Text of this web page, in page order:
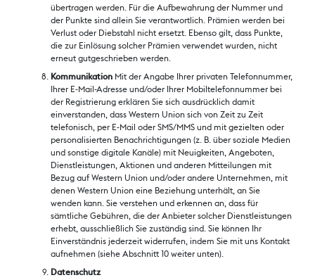
übertragen werden. Für die Aufbewahrung der Nummer und
der Punkte sind allein Sie verantwortlich. Prämien werden bei
Verlust oder Diebstahl nicht ersetzt. Ebenso gilt, dass Punkte,
die zur Einlösung solcher Prämien verwendet wurden, nicht
erneut gutgeschrieben werden.
Kommunikation Mit der Angabe Ihrer privaten Telefonnummer,
Ihrer E-Mail-Adresse und/oder Ihrer Mobiltelefonnummer bei
der Registrierung erklären Sie sich ausdrücklich damit
einverstanden, dass Western Union sich von Zeit zu Zeit
telefonisch, per E-Mail oder SMS/MMS und mit gezielten oder
personalisierten Benachrichtigungen (z. B. über soziale Medien
und sonstige digitale Kanäle) mit Neuigkeiten, Angeboten,
Dienstleistungen, Aktionen und anderen Mitteilungen mit
Bezug auf Western Union und/oder andere Unternehmen, mit
denen Western Union eine Beziehung unterhält, an Sie
wenden kann. Sie verstehen und erkennen an, dass für
sämtliche Gebühren, die der Anbieter solcher Dienstleistungen
erhebt, ausschließlich Sie zuständig sind. Sie können Ihr
Einverständnis jederzeit widerrufen, indem Sie mit uns Kontakt
aufnehmen (siehe Abschnitt 10 weiter unten).
Datenschutz